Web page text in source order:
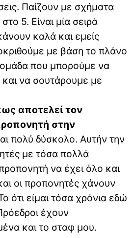
Παίζουν με σχήματα
5. Είναι μία σειρά
καλά και εμείς
με βάση το πλάνο
ομάδα που μπορούμε να
να σουτάρουμε με
αποτελεί τον
στην
πολύ δύσκολο. Αυτήν την
με τόσα πολλά
να έχει όλο και
οι προπονητές χάνουν
ότι είμαι τόσα χρόνια εδώ
έχουν
και το σταφ μου.